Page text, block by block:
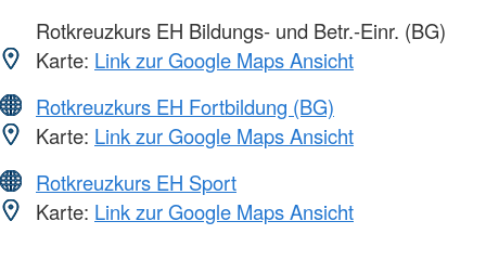
Rotkreuzkurs EH Bildungs- und Betr.-Einr. (BG)
Karte: Link zur Google Maps Ansicht
Rotkreuzkurs EH Fortbildung (BG)
Karte: Link zur Google Maps Ansicht
Rotkreuzkurs EH Sport
Karte: Link zur Google Maps Ansicht